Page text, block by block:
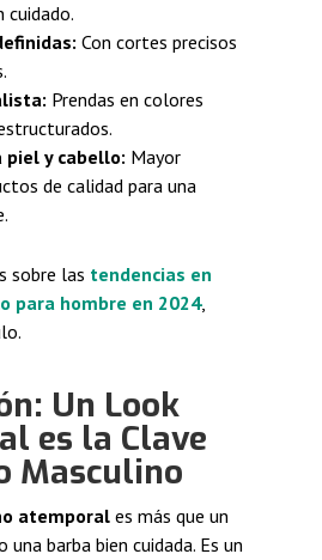
cuidado.
Con cortes precisos
Prendas en colores
piel y cabello: Mayor
de calidad para una
sobre las tendencias en
para hombre en 2024,
Un Look
es la Clave
Masculino
atemporales más que un
barba bien cuidada. Es un